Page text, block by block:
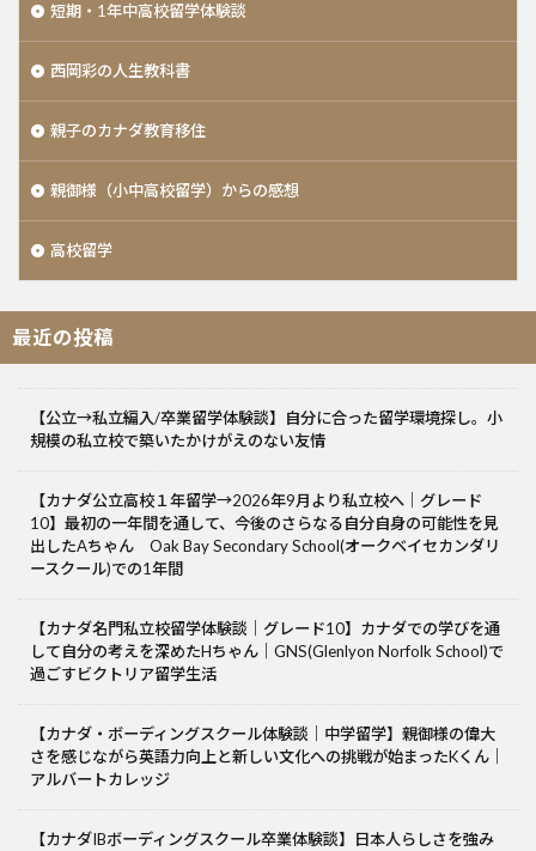
短期・1年中高校留学体験談
西岡彩の人生教科書
親子のカナダ教育移住
親御様（小中高校留学）からの感想
高校留学
最近の投稿
【公立→私立編入/卒業留学体験談】自分に合った留学環境探し。小
規模の私立校で築いたかけがえのない友情
【カナダ公立高校１年留学→2026年9月より私立校へ｜グレード
10】最初の一年間を通して、今後のさらなる自分自身の可能性を見
出したAちゃん Oak Bay Secondary School(オークベイセカンダリ
ースクール)での1年間
【カナダ名門私立校留学体験談｜グレード10】カナダでの学びを通
して自分の考えを深めたHちゃん｜GNS(Glenlyon Norfolk School)で
過ごすビクトリア留学生活
【カナダ・ボーディングスクール体験談｜中学留学】親御様の偉大
さを感じながら英語力向上と新しい文化への挑戦が始まったKくん｜
アルバートカレッジ
【カナダIBボーディングスクール卒業体験談】日本人らしさを強み